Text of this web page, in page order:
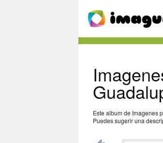
Este album de Imagenes
Puedes sugerir una